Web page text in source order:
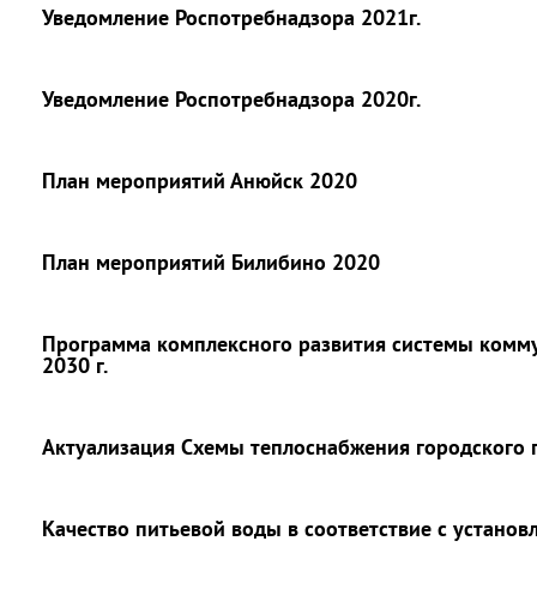
Уведомление Роспотребнадзора 2021г.
Уведомление Роспотребнадзора 2020г.
План мероприятий Анюйск 2020
План мероприятий Билибино 2020
Программа комплексного развития системы
2030 г.
Актуализация Схемы теплоснабжения городского
Качество питьевой воды в соответствие с